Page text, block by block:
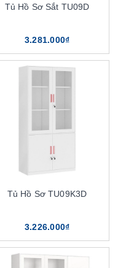
Tủ Hồ Sơ Sắt TU09D
3.281.000₫
Tủ Hồ Sơ TU09K3D
3.226.000₫